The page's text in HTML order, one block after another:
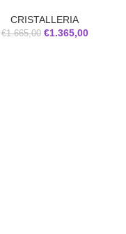
CRISTALLERIA
€1.665,00 €1.365,00